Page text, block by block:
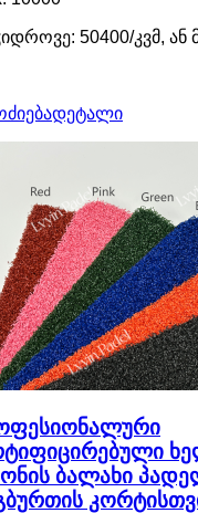
50400/კვმ,
დეტალი
ბალახი